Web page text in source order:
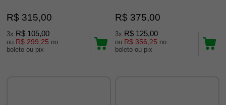
R$ 315,00
3x R$ 105,00
ou R$ 299,25 no
boleto ou pix
R$ 375,00
3x R$ 125,00
ou R$ 356,25 no
boleto ou pix